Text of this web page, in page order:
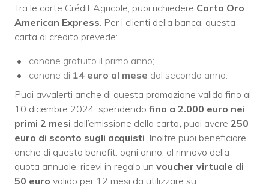
Tra le carte Crédit Agricole, puoi richiedere Carta Oro
American Express . Per i clienti della banca, questa
carta di credito prevede:
canone gratuito il primo anno;
canone di 14 euro al mese dal secondo anno.
Puoi avvalerti anche di questa promozione valida fino al
10 dicembre 2024: spendendo fino a 2.000 euro nei
primi 2 mesi dall’emissione della carta, puoi avere 250
euro di sconto sugli acquisti . Inoltre puoi beneficiare
anche di questo benefit: ogni anno, al rinnovo della
quota annuale, ricevi in regalo un voucher virtuale di
50 euro valido per 12 mesi da utilizzare su